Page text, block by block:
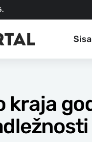
kraja